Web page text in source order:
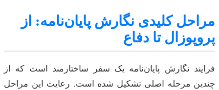
مراحل کلیدی نگارش پایان‌نامه: از
پروپوزال تا دفاع
فرایند نگارش پایان‌نامه یک سفر ساختارمند است که از
چندین مرحله اصلی تشکیل شده است. رعایت این مراحل